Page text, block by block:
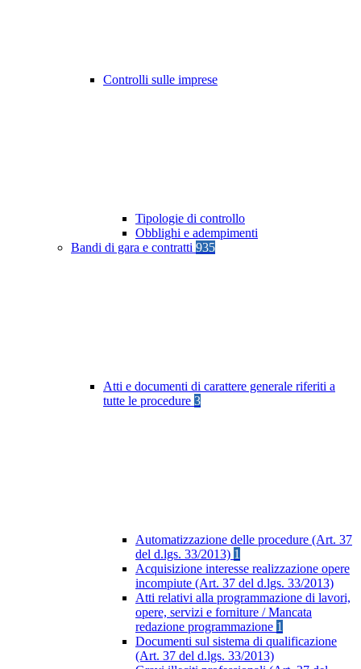
Controlli sulle imprese
Tipologie di controllo
Obblighi e adempimenti
Bandi di gara e contratti 935
Atti e documenti di carattere generale riferiti a
tutte le procedure 3
Automatizzazione delle procedure (Art. 37
del d.lgs. 33/2013) 1
Acquisizione interesse realizzazione opere
incompiute (Art. 37 del d.lgs. 33/2013)
Atti relativi alla programmazione di lavori,
opere, servizi e forniture / Mancata
redazione programmazione 1
Documenti sul sistema di qualificazione
(Art. 37 del d.lgs. 33/2013)